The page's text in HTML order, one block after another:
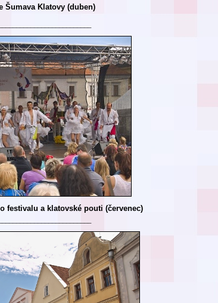
Šumava Klatovy (duben)
festivalu a klatovské pouti (červenec)